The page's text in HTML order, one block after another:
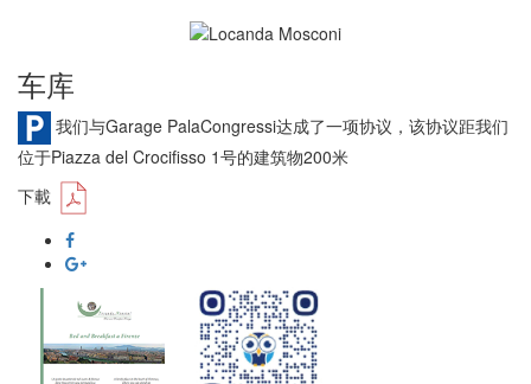
车库
我们与Garage PalaCongressi达成了一项协议，该协议距我们
位于Piazza del Crocifisso 1号的建筑物200米
下載